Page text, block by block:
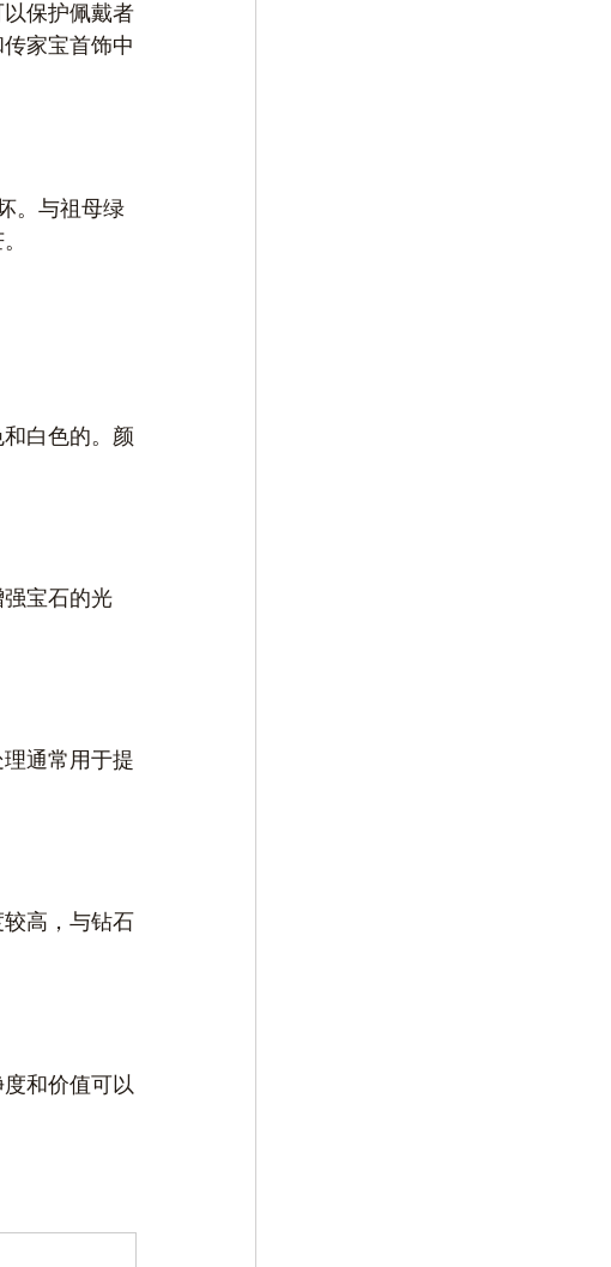
保护佩戴者
家宝首饰中
。与祖母绿
白色的。颜
宝石的光
通常用于提
高，与钻石
和价值可以